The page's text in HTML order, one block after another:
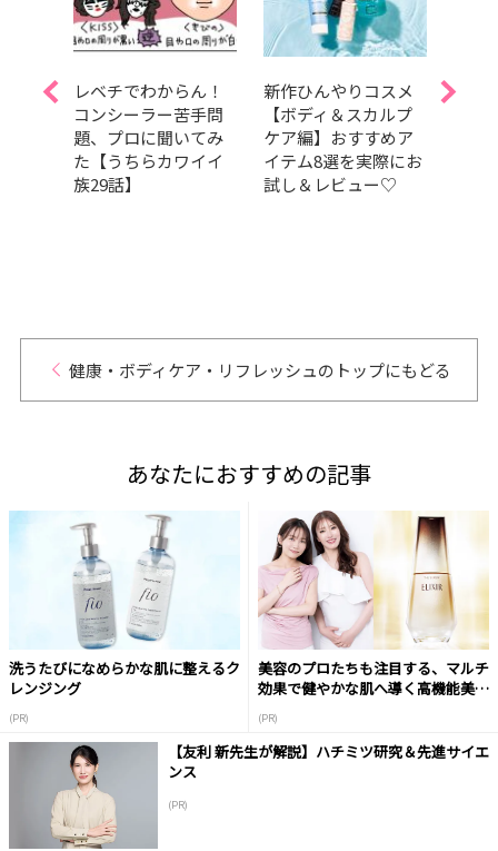
レベチでわからん！
コンシーラー苦手問
題、プロに聞いてみ
た【うちらカワイイ
族29話】
新作ひんやりコスメ
【ボディ＆スカルプ
ケア編】おすすめア
イテム8選を実際にお
試し＆レビュー♡
夏を
健康・ボディケア・リフレッシュのトップにもどる
あなたにおすすめの記事
洗うたびになめらかな肌に整えるク
レンジング
(PR)
美容のプロたちも注目する、マルチ
効果で健やかな肌へ導く高機能美容
(PR)
【友利 新先生が解説】ハチミツ研究＆先進サイエ
ンス
(PR)